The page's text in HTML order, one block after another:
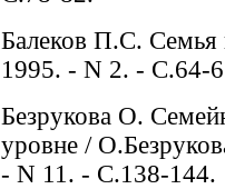
Балеков П.С. Семья
1995. - N 2. - С.64-
Безрукова О.
уровне /
- N 11. - С.138-144.